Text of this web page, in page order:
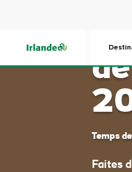
Temps
Faites